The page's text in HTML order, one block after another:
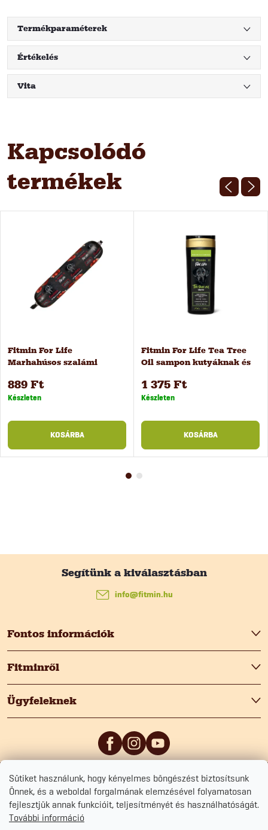
Sütiket használunk, hogy kényelmes böngészést biztosítsunk
Önnek, és a weboldal forgalmának elemzésével folyamatosan
fejlesztjük annak funkcióit, teljesítményét és használhatóságát.
További információ
Termékparaméterek
Értékelés
Vita
Kapcsolódó
termékek
Fitmin For Life
Marhahúsos szalámi
g
889 Ft
Készleten
KOSÁRBA
Fitmin For Life Tea Tree
Oil sampon kutyáknak és
1 375 Ft
Készleten
KOSÁRBA
b
é
c
Fontos információk
Fitminről
Ügyfeleknek
info@fitmin.hu